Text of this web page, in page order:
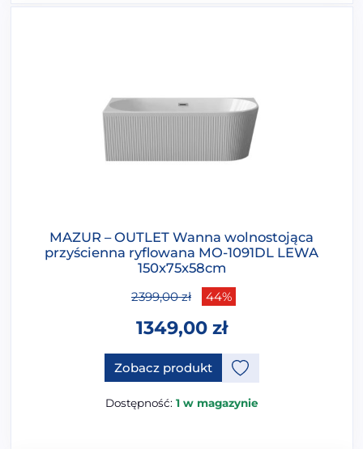
MAZUR – OUTLET Wanna wolnostojąca
przyścienna ryflowana MO-1091DL LEWA
150x75x58cm
2399,00zł 44%
1349,00 zł
Zobacz produkt
Dostępność: 1 w magazynie